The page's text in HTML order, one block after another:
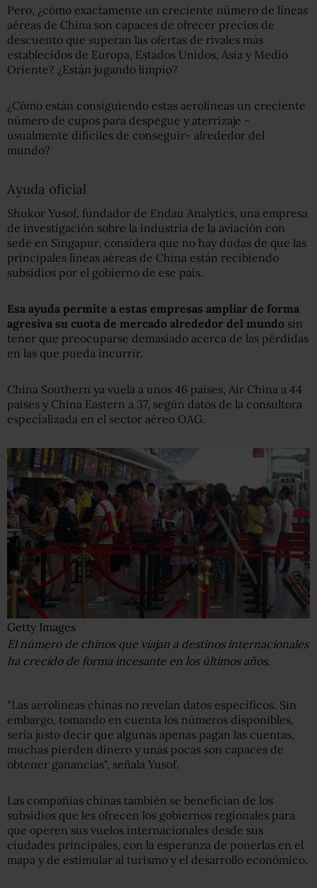
Pero, ¿cómo exactamente un creciente número de líneas
aéreas de China son capaces de ofrecer precios de
descuento que superan las ofertas de rivales más
establecidos de Europa, Estados Unidos, Asia y Medio
Oriente? ¿Están jugando limpio?
¿Cómo están consiguiendo estas aerolíneas un creciente
número de cupos para despegue y aterrizaje -
usualmente difíciles de conseguir- alrededor del
mundo?
Ayuda oficial
Shukor Yusof, fundador de Endau Analytics, una empresa
de investigación sobre la industria de la aviación con
sede en Singapur, considera que no hay dudas de que las
principales líneas aéreas de China están recibiendo
subsidios por el gobierno de ese país.
Esa ayuda permite a estas empresas ampliar de forma
agresiva su cuota de mercado alrededor del mundo sin
tener que preocuparse demasiado acerca de las pérdidas
en las que pueda incurrir.
China Southern ya vuela a unos 46 países, Air China a 44
países y China Eastern a 37, según datos de la consultora
especializada en el sector aéreo OAG.
Getty Images
El número de chinos que viajan a destinos internacionales
ha crecido de forma incesante en los últimos años.
"Las aerolíneas chinas no revelan datos específicos. Sin
embargo, tomando en cuenta los números disponibles,
sería justo decir que algunas apenas pagan las cuentas,
muchas pierden dinero y unas pocas son capaces de
obtener ganancias", señala Yusof.
Las compañías chinas también se benefician de los
subsidios que les ofrecen los gobiernos regionales para
que operen sus vuelos internacionales desde sus
ciudades principales, con la esperanza de ponerlas en el
mapa y de estimular al turismo y el desarrollo económico.